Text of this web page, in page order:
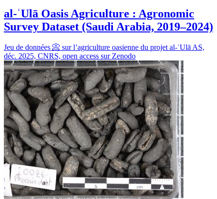
al-ʿUlā Oasis Agriculture : Agronomic
Survey Dataset (Saudi Arabia, 2019–2024)
Jeu de données 📀 sur l’agriculture oasienne du projet al-ʿUlā AS,
déc. 2025, CNRS, open access sur Zenodo